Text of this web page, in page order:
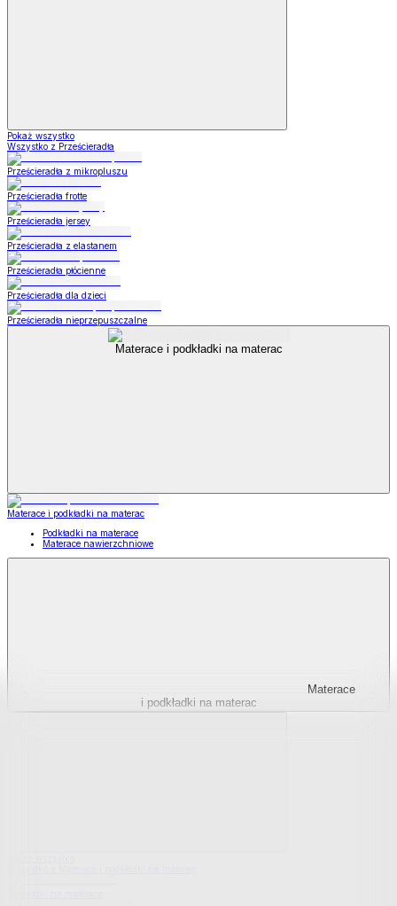
Pokaż wszystko
Wszystko z Prześcieradła
Prześcieradła z mikropluszu
Prześcieradła frotte
Prześcieradła jersey
Prześcieradła z elastanem
Prześcieradła płócienne
Prześcieradła dla dzieci
Prześcieradła nieprzepuszczalne
Materace i podkładki na materac
Materace i podkładki na materac
Podkładki na materace
Materace nawierzchniowe
Materace
i podkładki na materac